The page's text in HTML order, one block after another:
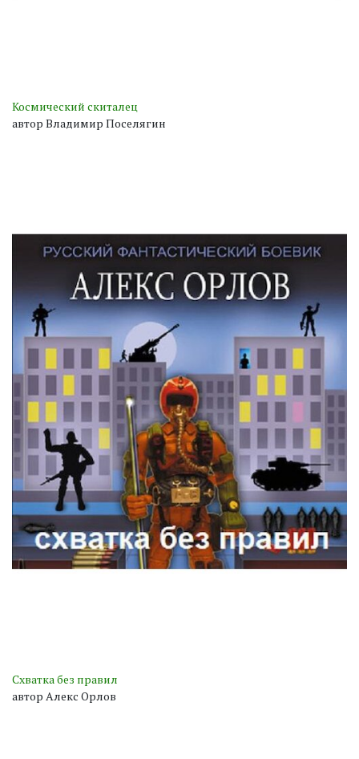
Космический скиталец
автор Владимир Поселягин
Схватка без правил
автор Алекс Орлов